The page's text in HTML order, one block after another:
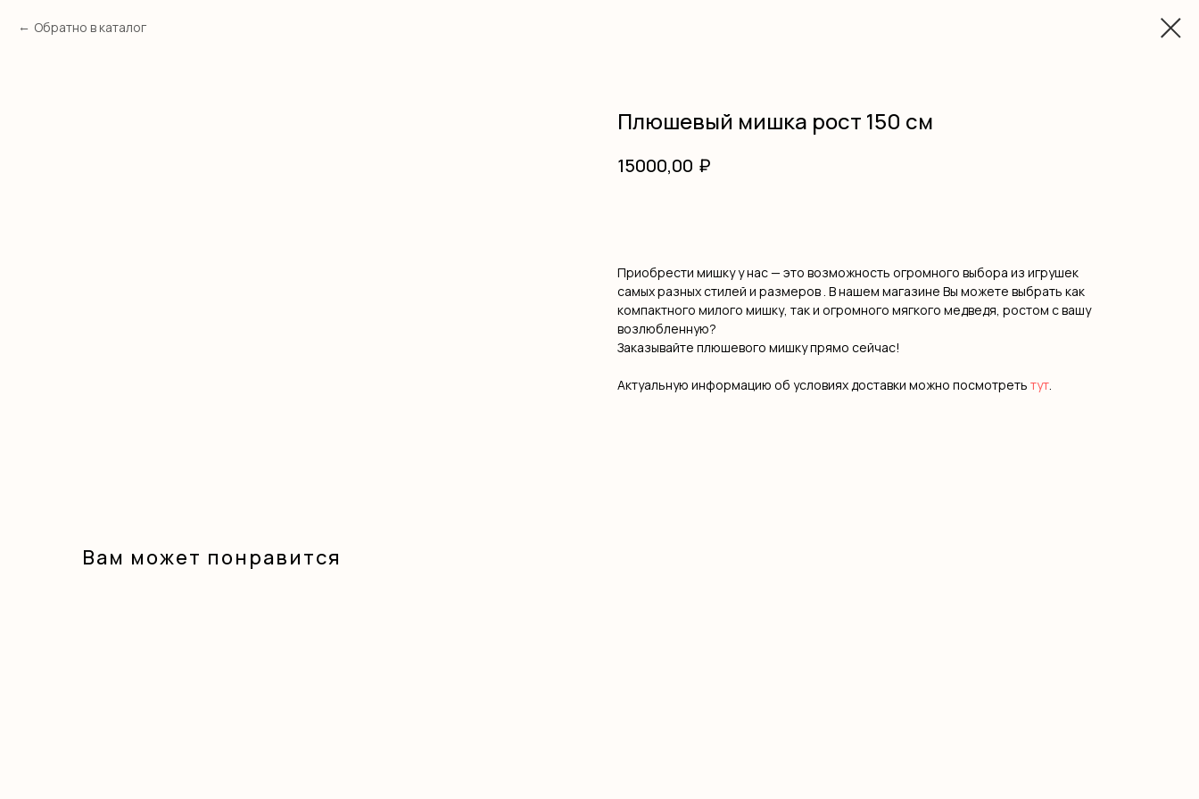
Обратно в каталог
Плюшевый мишка рост 150 см
15000,00 ₽
Приобрести мишку у нас — это возможность огромного выбора из игрушек
самых разных стилей и размеров . В нашем магазине Вы можете выбрать как
компактного милого мишку, так и огромного мягкого медведя, ростом с вашу
возлюбленную?
Заказывайте плюшевого мишку прямо сейчас!
Актуальную информацию об условиях доставки можно посмотреть тут
Вам может понравится